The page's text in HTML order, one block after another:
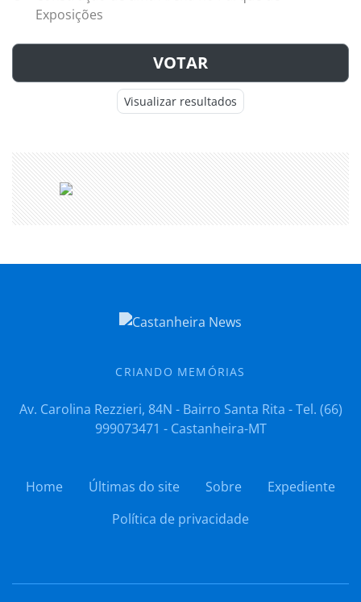
Exposições
VOTAR
Visualizar resultados
CRIANDO MEMÓRIAS
Av. Carolina Rezzieri, 84N - Bairro Santa Rita - Tel. (66)
999073471 - Castanheira-MT
Home Últimas do site Sobre
Expediente
Política de privacidade